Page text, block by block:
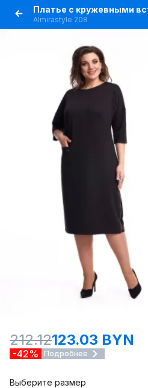
Almirastyle 208
212.12123.03 BYN
-42% Подробнее
Выберите размер